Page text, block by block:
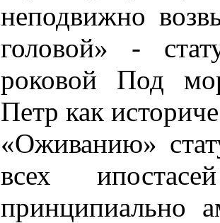
неподвижно
головой» -
роковой Под
Петр как
«Оживанию»
всех
принципиально